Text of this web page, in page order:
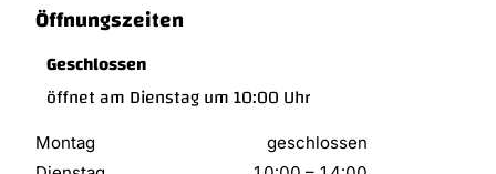
Öffnungszeiten
Geschlossen
öffnet am Dienstag um 10:00 Uhr
Montag
geschlossen